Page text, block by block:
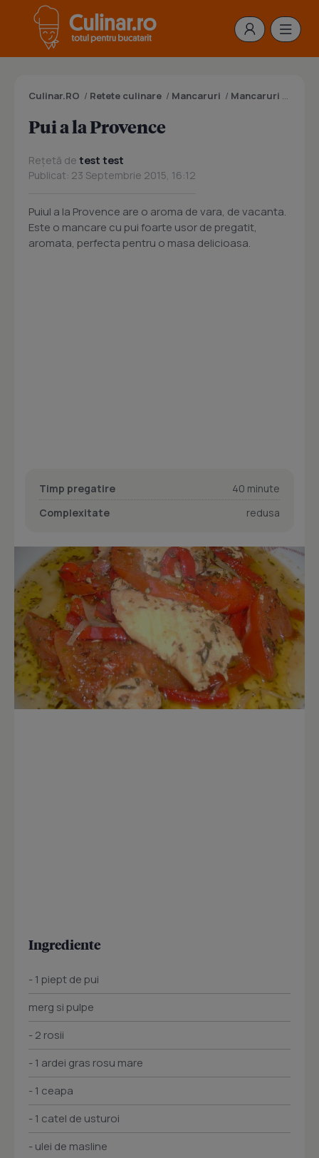
Culinar.RO / Retete culinare / Mancaruri / Mancaruri cu carne
Pui a la Provence
Rețetă de test test
Publicat: 23 Septembrie 2015, 16:12
Puiul a la Provence are o aroma de vara, de vacanta.
Este o mancare cu pui foarte usor de pregatit,
aromata, perfecta pentru o masa delicioasa.
Timp pregatire
40 minute
Complexitate
redusa
Ingrediente
- 1 piept de pui
merg si pulpe
- 2 rosii
- 1 ardei gras rosu mare
- 1 ceapa
- 1 catel de usturoi
- ulei de masline